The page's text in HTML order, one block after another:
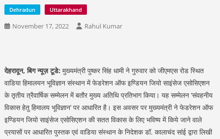
Dehradun Uttarakhand
November 17, 2022 Rahul Kumar
देहरादून, बिग न्यूज़ टूडे: मुख्यमंत्री पुष्कर सिंह धामी ने गुरुवार को जीएमएस रोड स्थित
वाडिया हिमालयन भूविज्ञान संस्थान में फेडरेशन ऑफ इण्डियन जियो साइंसेज एसोसिएशन
के तृतीय त्रैवार्षिक सम्मेलन में बतौर मुख्य अतिथि प्रतिभाग किया। यह सम्मेलन ‘संवहनीय
विकास हेतु हिमालय भूविज्ञान’ पर आधारित है। इस अवसर पर मुख्यमंत्री ने फेडरेशन ऑफ
इण्डियन जियो साइंसेज एसोसिएशन की सतत विकास के लिए भविष्य में किये जाने वाले
प्रयासों पर आधारित पुस्तक एवं वाडिया संस्थान के निदेशक डॉ. कालाचंद सांई द्वारा लिखी